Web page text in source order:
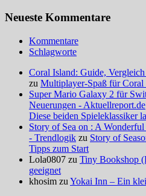
Neueste Kommentare
Kommentare
Schlagworte
Coral Island: Guide,
zu Multiplayer-Spaß für Coral
Super Mario Galaxy 2 für
Neuerungen - Aktuellreport.de
Diese beiden Spieleklassiker
Story of Sea on : A
- Trendlogik zu Story of
Tipps zum Start
Lola0807 zu Tiny Bookshop
geeignet
khosim zu Yokai Inn – Ein